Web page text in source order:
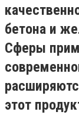
бетона и
Сферы
этот